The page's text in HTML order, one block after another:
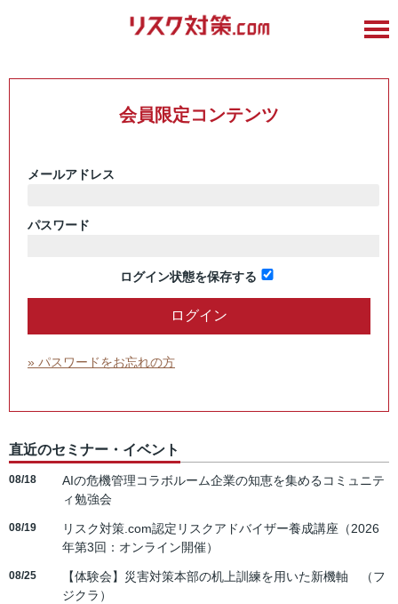
会員限定コンテンツ
メールアドレス
パスワード
ログイン状態を保存する
» パスワードをお忘れの方
直近のセミナー・イベント
08/18
AIの危機管理コラボルーム企業の知恵を集めるコミュニテ
ィ勉強会
08/19
リスク対策.com認定リスクアドバイザー養成講座（2026
年第3回：オンライン開催）
08/25
【体験会】災害対策本部の机上訓練を用いた新機軸 （フ
ジクラ）